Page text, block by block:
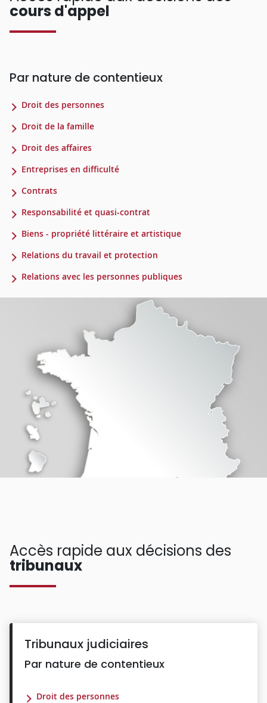
cours d'appel
Par nature de contentieux
Droit des personnes
Droit de la famille
Droit des affaires
Entreprises en difficulté
Contrats
Responsabilité et quasi-contrat
Biens - propriété littéraire et artistique
Relations du travail et protection
Relations avec les personnes publiques
Accès rapide aux décisions des
tribunaux
Tribunaux judiciaires
Par nature de contentieux
Droit des personnes